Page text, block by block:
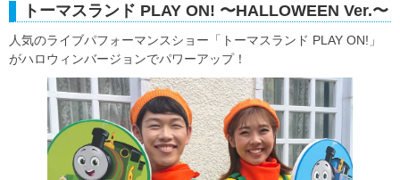
トーマスランド PLAY ON! 〜HALLOWEEN Ver.〜
人気のライブパフォーマンスショー「トーマスランド PLAY ON!」
がハロウィンバージョンでパワーアップ！